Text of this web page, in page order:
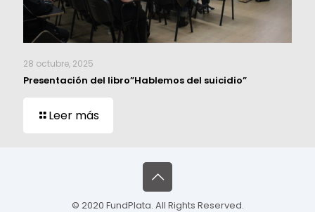
28 octubre, 2025
Presentación del libro”Hablemos del suicidio”
Leer más
© 2020 FundPlata. All Rights Reserved.